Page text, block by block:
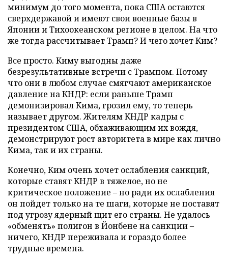
минимум до того момента, пока США остаются
сверхдержавой и имеют свои военные базы в
Японии и Тихоокеанском регионе в целом. На что
же тогда рассчитывает Трамп? И чего хочет Ким?
Все просто. Киму выгодны даже
безрезультативные встречи с Трампом. Потому
что они в любом случае смягчают американское
давление на КНДР: если раньше Трамп
демонизировал Кима, грозил ему, то теперь
называет другом. Жителям КНДР кадры с
президентом США, обхаживающим их вождя,
демонстрируют рост авторитета в мире как лично
Кима, так и их страны.
Конечно, Ким очень хочет ослабления санкций,
которые ставят КНДР в тяжелое, но не
критическое положение – но ради их ослабления
он пойдет только на те шаги, которые не поставят
под угрозу ядерный щит его страны. Не удалось
«обменять» полигон в Йонбене на санкции –
ничего, КНДР переживала и гораздо более
трудные времена.